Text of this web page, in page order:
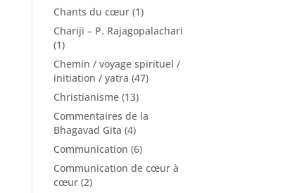
Chants du cœur (1)
Chariji – P. Rajagopalachari
(1)
Chemin / voyage spirituel /
initiation / yatra (47)
Christianisme (13)
Commentaires de la
Bhagavad Gita (4)
Communication (6)
Communication de cœur à
cœur (2)